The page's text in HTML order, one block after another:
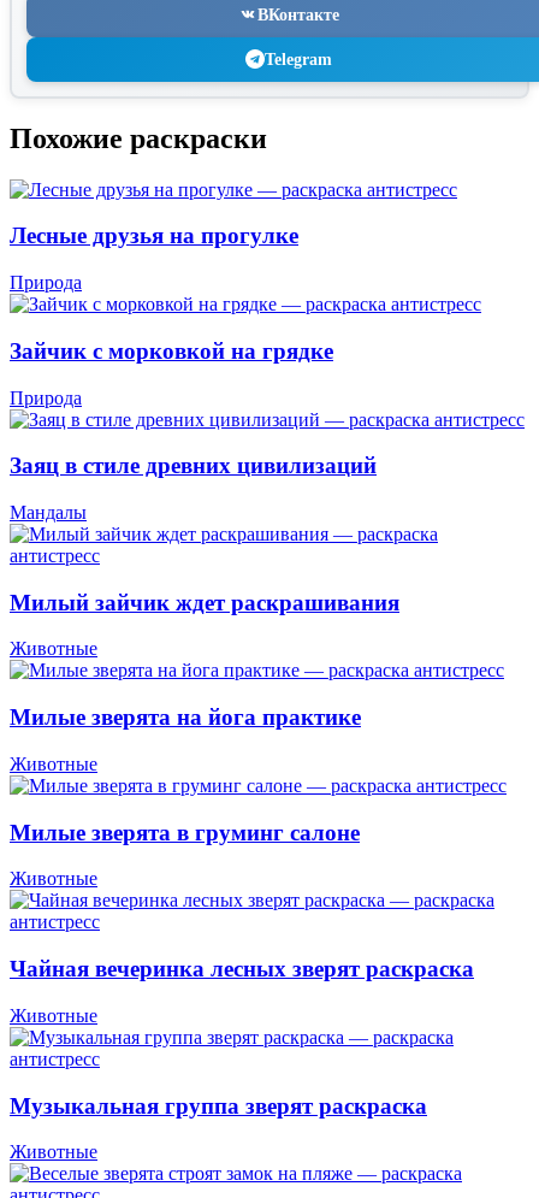
ВКонтакте
Telegram
Похожие раскраски
Лесные друзья на прогулке
Природа
Зайчик с морковкой на грядке
Природа
Заяц в стиле древних цивилизаций
Мандалы
Милый зайчик ждет раскрашивания
Животные
Милые зверята на йога практике
Животные
Милые зверята в груминг салоне
Животные
Чайная вечеринка лесных зверят раскраска
Животные
Музыкальная группа зверят раскраска
Животные